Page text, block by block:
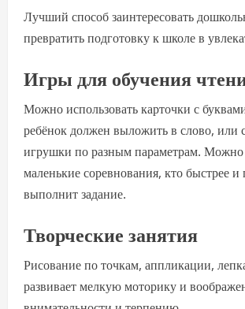
Лучший способ заинтересовать
превратить подготовку к школе в
Игры для обучения
Можно использовать карточки с
ребёнок должен выложить в слово, или
игрушки по разным параметрам. Можно
маленькие соревнования, кто быстрее и
выполнит задание.
Творческие занятия
Рисование по точкам, аппликации,
развивает мелкую моторику и